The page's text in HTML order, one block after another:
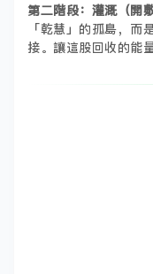
第二階段：灌溉（開敷
「乾慧」的孤島，
接。讓這股回收的能